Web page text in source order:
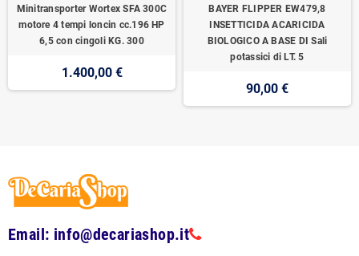
Minitransporter Wortex SFA 300C
motore 4 tempi loncin cc.196 HP
6,5 con cingoli KG. 300
1.400,00 €
BAYER FLIPPER EW479,8
INSETTICIDA ACARICIDA
BIOLOGICO A BASE DI Sali
potassici di LT. 5
90,00 €
Email: info@decariashop.it